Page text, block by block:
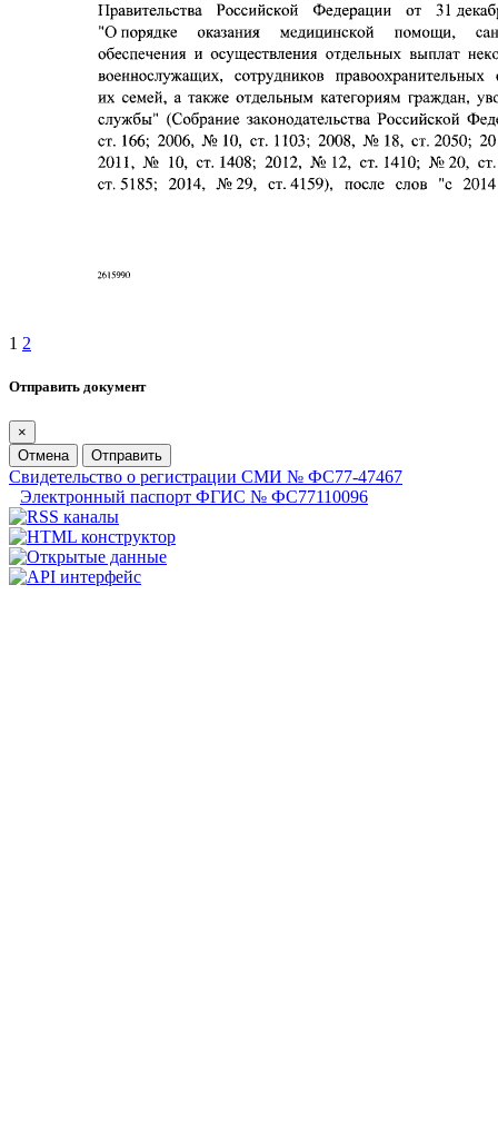
1 2
Отправить документ
×
Отмена
Отправить
Свидетельство о регистрации СМИ № ФС77-47467
Электронный паспорт ФГИС № ФС77110096